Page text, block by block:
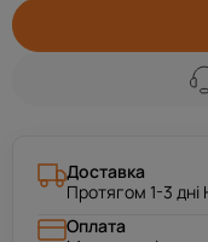
Доставка
Протягом 1-3
Оплата